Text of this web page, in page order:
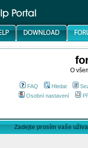
O
FAQ Hledat
Osobní nastavení
Zadejte prosím vaše